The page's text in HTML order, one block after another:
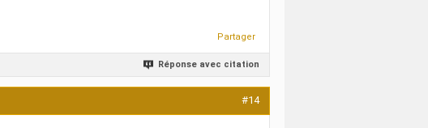
Partager
Réponse avec citation
#14